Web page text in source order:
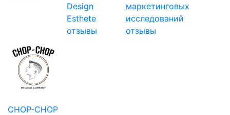
Design
Esthete
отзывы
маркетинговых
исследований
отзывы
CHOP-CHOP